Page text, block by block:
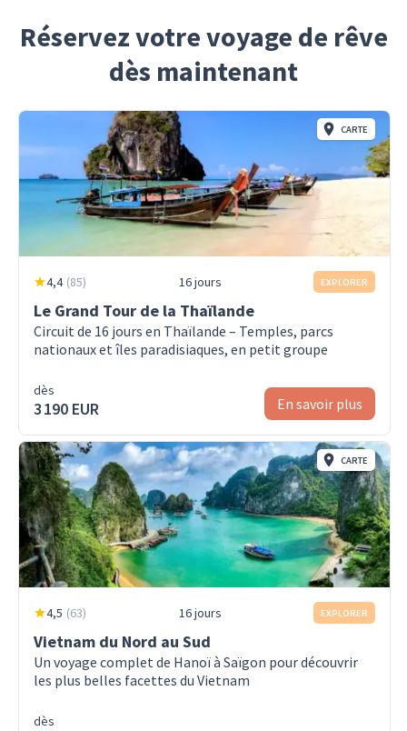
Réservez votre voyage de rêve
dès maintenant
CARTE
4,4 (85) 16 jours EXPLORER
Le Grand Tour de la Thaïlande
Circuit de 16 jours en Thaïlande – Temples, parcs
nationaux et îles paradisiaques, en petit groupe
dès
3 190 EUR En savoir plus
CARTE
4,5 (63) 16 jours EXPLORER
Vietnam du Nord au Sud
Un voyage complet de Hanoï à Saïgon pour découvrir
les plus belles facettes du Vietnam
dès